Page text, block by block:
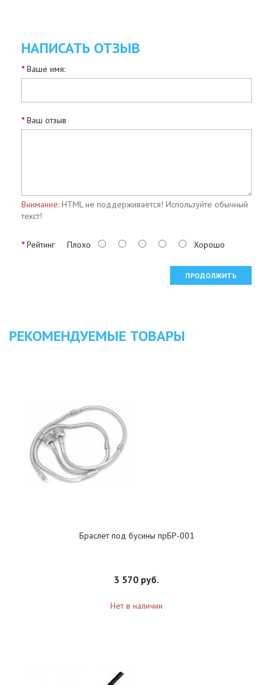
НАПИСАТЬ ОТЗЫВ
Ваше имя:
Ваш отзыв
Внимание: HTML не поддерживается! Используйте обычный
текст!
Рейтинг Плохо Хорошо
ПРОДОЛЖИТЬ
РЕКОМЕНДУЕМЫЕ ТОВАРЫ
Браслет под бусины прБР-001
3 570 руб.
Нет в наличии